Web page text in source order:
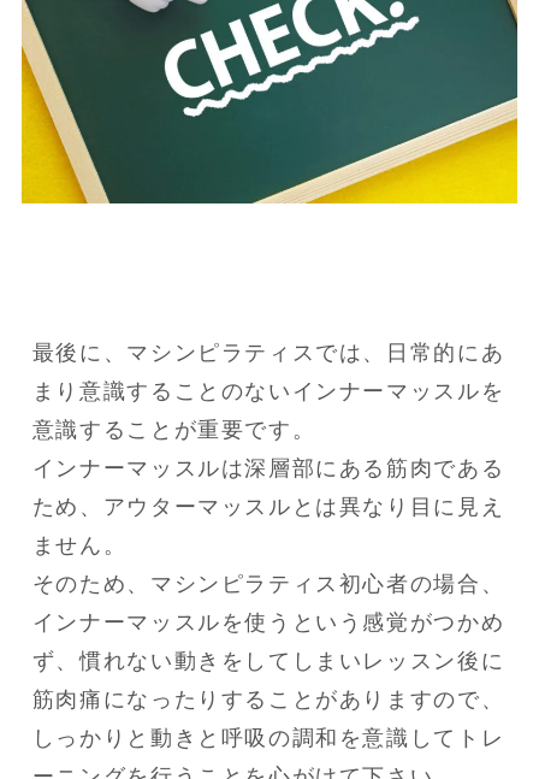
最後に、マシンピラティスでは、日常的にあ
まり意識することのないインナーマッスルを
意識することが重要です。
インナーマッスルは深層部にある筋肉である
ため、アウターマッスルとは異なり目に見え
ません。
そのため、マシンピラティス初心者の場合、
インナーマッスルを使うという感覚がつかめ
ず、慣れない動きをしてしまいレッスン後に
筋肉痛になったりすることがありますので、
しっかりと動きと呼吸の調和を意識してトレ